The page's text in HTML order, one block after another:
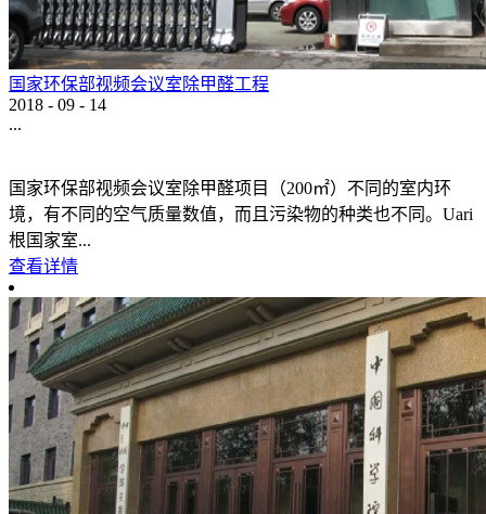
国家环保部视频会议室除甲醛工程
2018 - 09 - 14
...
国家环保部视频会议室除甲醛项目（200㎡）不同的室内环
境，有不同的空气质量数值，而且污染物的种类也不同。Uari
根国家室...
查看详情